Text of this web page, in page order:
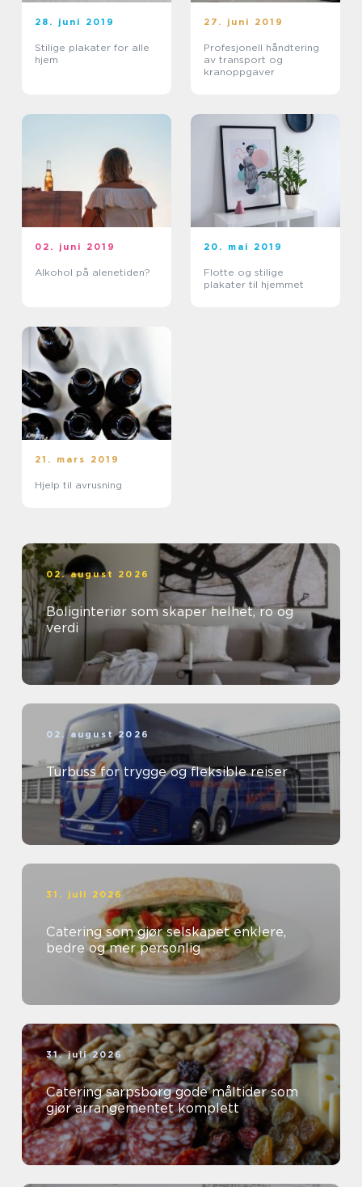
28. juni 2019
Stilige plakater for alle
hjem
27. juni 2019
Profesjonell håndtering
av transport og
kranoppgaver
02. juni 2019
Alkohol på alenetiden?
20. mai 2019
Flotte og stilige
plakater til hjemmet
21. mars 2019
Hjelp til avrusning
02. august 2026
Boliginteriør som skaper helhet, ro og
verdi
02. august 2026
Turbuss for trygge og fleksible reiser
31. juli 2026
Catering som gjør selskapet enklere,
bedre og mer personlig
31. juli 2026
Catering sarpsborg gode måltider som
gjør arrangementet komplett